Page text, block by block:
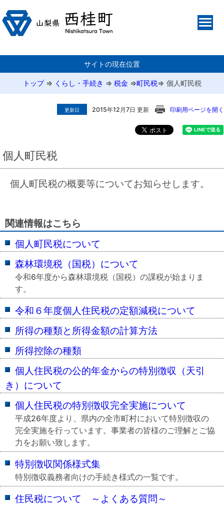
サイトの現在位置
トップ⇒ くらし・手続き ⇒ 税金 ⇒町民税⇒ 個人町民税
更新日 2015年12月7日 更新 印刷用ページを開く
個人町民税
個人町民税の概要等についてお知らせします。
関連情報はこちら
個人町民税について
森林環境税（国税）について
令和6年度から森林環境税（国税）の課税が始まりま
す。
令和６年度個人住民税の定額減税について
所得の種類と所得金額の計算方法
所得控除の種類
個人住民税の公的年金からの特別徴収（天引
き）について
個人住民税の特別徴収完全実施について
平成26年度より、県内の全市町村において特別徴収の
完全実施を行っています。事業者の皆様のご理解とご協
力をお願い致します。
特別徴収関係様式集
特別徴収義務者向けの手続き様式の一覧です。
住民税について ～よくある質問～